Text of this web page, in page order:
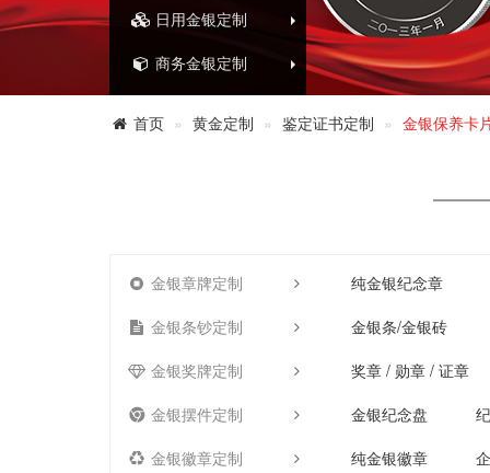
日用金银定制
商务金银定制
首页 黄金定制 鉴定证书定制 金银保养卡
金银章牌定制
纯金银纪念章
金银条钞定制
金银条/金银砖
金银奖牌定制
奖章 / 勋章 / 证章
金银摆件定制
金银纪念盘
金银徽章定制
纯金银徽章